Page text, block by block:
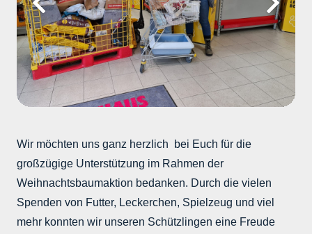
Wir möchten uns ganz herzlich bei Euch für die
großzügige Unterstützung im Rahmen der
Weihnachtsbaumaktion bedanken. Durch die vielen
Spenden von Futter, Leckerchen, Spielzeug und viel
mehr konnten wir unseren Schützlingen eine Freude